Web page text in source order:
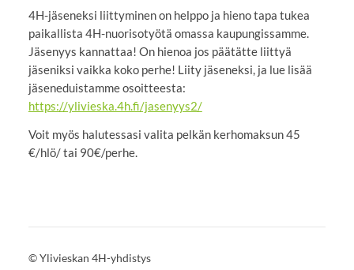
4H-jäseneksi liittyminen on helppo ja hieno tapa tukea
paikallista 4H-nuorisotyötä omassa kaupungissamme.
Jäsenyys kannattaa! On hienoa jos päätätte liittyä
jäseniksi vaikka koko perhe! Liity jäseneksi, ja lue lisää
jäseneduistamme osoitteesta:
https://ylivieska.4h.fi/jasenyys2/
Voit myös halutessasi valita pelkän kerhomaksun 45
€/hlö/ tai 90€/perhe.
©Ylivieskan 4H-yhdistys